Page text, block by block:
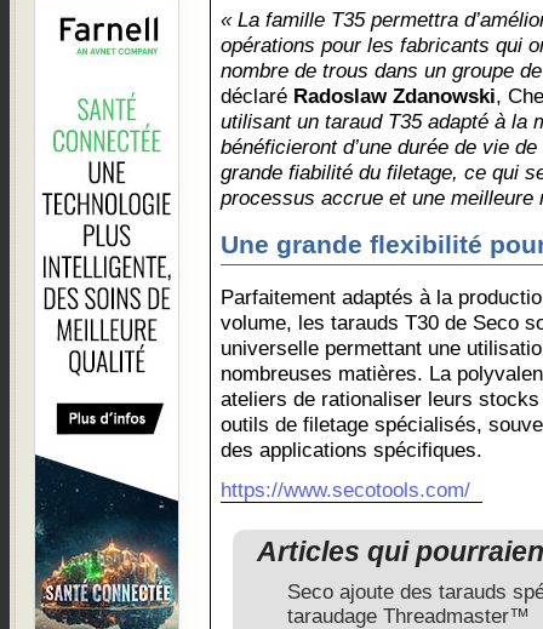
« La famille T35 permettra
opérations pour les fabricants qui
nombre de trous dans un groupe
déclaré Radoslaw Zdanowski,
utilisant un taraud T35 adapté à la
bénéficieront d’une durée de vie
grande fiabilité du filetage, ce qui
processus accrue et une meilleure
Une grande flexibilité
Parfaitement adaptés à la
volume, les tarauds T30 de Seco
universelle permettant une
nombreuses matières. La
ateliers de rationaliser leurs
outils de filetage spécialisés,
des applications spécifiques.
https://www.secotools.com/
Articles qui
Seco ajoute des tarauds
taraudage Threadmaster™